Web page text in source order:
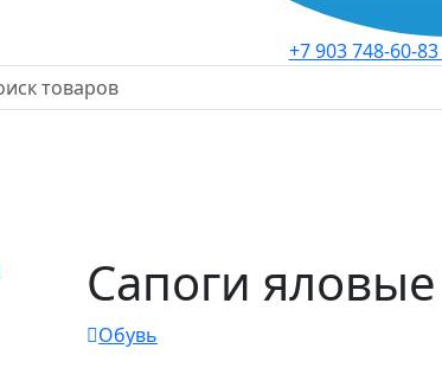
+7 903 748-60-83
Сапоги
Обувь